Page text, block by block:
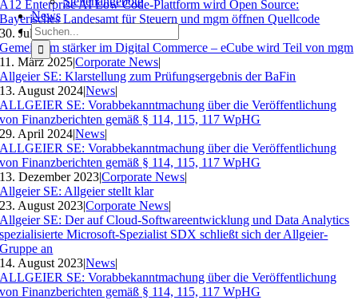
News
Suche
nach:
A12 Enterprise AI Low Code-Plattform wird Open Source:
Bayerisches Landesamt für Steuern und mgm öffnen Quellcode
30. Juli 2025|Pressemitteilungen
Gemeinsam stärker im Digital Commerce – eCube wird Teil von mgm
11. März 2025|Corporate News|
Allgeier SE: Klarstellung zum Prüfungsergebnis der BaFin
13. August 2024|News|
ALLGEIER SE: Vorabbekanntmachung über die Veröffentlichung
von Finanzberichten gemäß § 114, 115, 117 WpHG
29. April 2024|News|
ALLGEIER SE: Vorabbekanntmachung über die Veröffentlichung
von Finanzberichten gemäß § 114, 115, 117 WpHG
13. Dezember 2023|Corporate News|
Allgeier SE: Allgeier stellt klar
23. August 2023|Corporate News|
Allgeier SE: Der auf Cloud-Softwareentwicklung und Data Analytics
spezialisierte Microsoft-Spezialist SDX schließt sich der Allgeier-
Gruppe an
14. August 2023|News|
ALLGEIER SE: Vorabbekanntmachung über die Veröffentlichung
von Finanzberichten gemäß § 114, 115, 117 WpHG